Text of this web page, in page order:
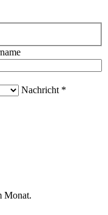
Nachricht *
Monat.